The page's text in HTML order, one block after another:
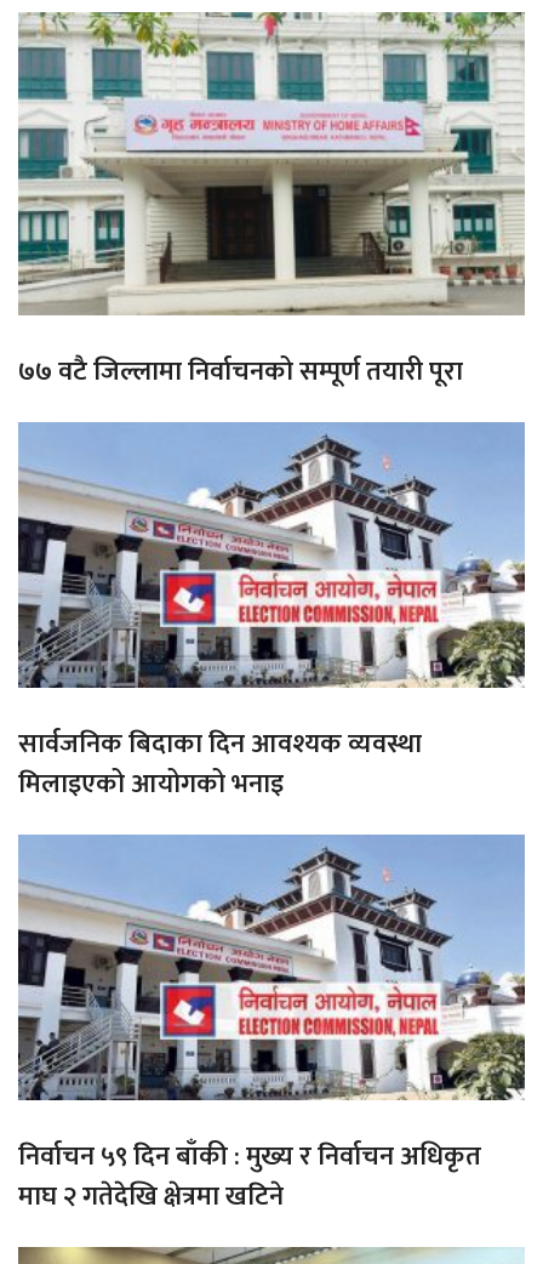
७७ वटै जिल्लामा निर्वाचनको सम्पूर्ण तयारी पूरा
सार्वजनिक बिदाका दिन आवश्यक व्यवस्था
मिलाइएको आयोगको भनाइ
निर्वाचन ५९ दिन बाँकी : मुख्य र निर्वाचन अधिकृत
माघ २ गतेदेखि क्षेत्रमा खटिने